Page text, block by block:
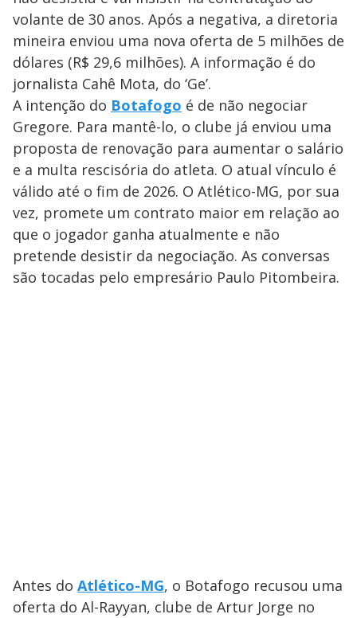
volante de 30 anos. Após a negativa, a diretoria
mineira enviou uma nova oferta de 5 milhões de
dólares (R$ 29,6 milhões). A informação é do
jornalista Cahê Mota, do ‘Ge’.
A intenção do Botafogo é de não negociar
Gregore. Para mantê-lo, o clube já enviou uma
proposta de renovação para aumentar o salário
e a multa rescisória do atleta. O atual vínculo é
válido até o fim de 2026. O Atlético-MG, por sua
vez, promete um contrato maior em relação ao
que o jogador ganha atualmente e não
pretende desistir da negociação. As conversas
são tocadas pelo empresário Paulo Pitombeira.
Antes do Atlético-MG, o Botafogo recusou uma
oferta do Al-Rayyan, clube de Artur Jorge no